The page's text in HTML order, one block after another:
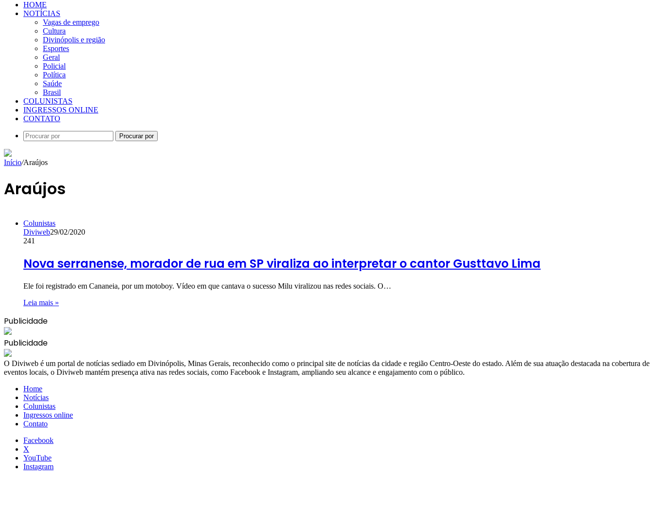
HOME
NOTÍCIAS
Vagas de emprego
Cultura
Divinópolis e região
Esportes
Geral
Policial
Política
Saúde
Brasil
COLUNISTAS
INGRESSOS ONLINE
CONTATO
Procurar por
Início/Araújos
Araújos
Colunistas
Diviweb29/02/2020
241
Nova serranense, morador de rua em SP viraliza ao interpretar o cantor Gusttavo Lima
Ele foi registrado em Cananeia, por um motoboy. Vídeo em que cantava o sucesso Milu viralizou nas redes sociais. O…
Leia mais »
Publicidade
Publicidade
​O Diviweb é um portal de notícias sediado em Divinópolis, Minas Gerais, reconhecido como o principal site de notícias da cidade e região Centro-Oeste do estado. Além de sua atuação destacada na cobertura de
eventos locais, o Diviweb mantém presença ativa nas redes sociais, como Facebook e Instagram, ampliando seu alcance e engajamento com o público.
Home
Notícias
Colunistas
Ingressos online
Contato
Facebook
X
YouTube
Instagram